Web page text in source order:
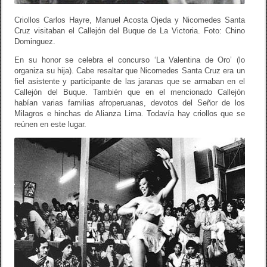
Criollos Carlos Hayre, Manuel Acosta Ojeda y Nicomedes Santa
Cruz visitaban el Callejón del Buque de La Victoria. Foto: Chino
Dominguez.
En su honor se celebra el concurso ‘La Valentina de Oro’ (lo
organiza su hija). Cabe resaltar que Nicomedes Santa Cruz era un
fiel asistente y participante de las jaranas que se armaban en el
Callejón del Buque. También que en el mencionado Callejón
habían varias familias afroperuanas, devotos del Señor de los
Milagros e hinchas de Alianza Lima. Todavía hay criollos que se
reúnen en este lugar.